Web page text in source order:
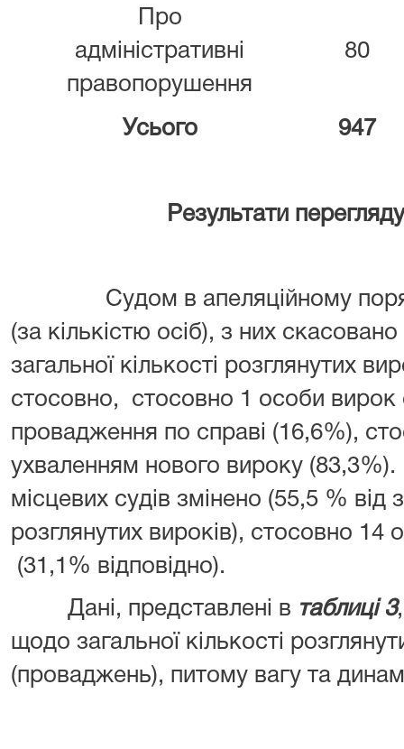
Про
адміністративні
правопорушення
80
Усього 947
Результати
Судом в апеляційному
(за кількістю осіб), з них
загальної кількості розглянутих
стосовно, стосовно 1 особи вирок
провадження по справі (16,6%),
ухваленням нового вироку
місцевих судів змінено (55,5 % від
розглянутих вироків), стосовно 14
(31,1% відповідно).
Дані, представлені в таблиці 3
щодо загальної кількості
(проваджень), питому вагу та